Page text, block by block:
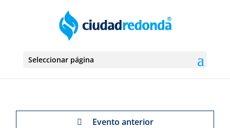
Seleccionar página
Evento anterior